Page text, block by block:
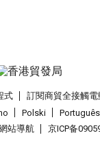
式 訂閱商貿全接觸
Polski Português
站導航 京ICP备